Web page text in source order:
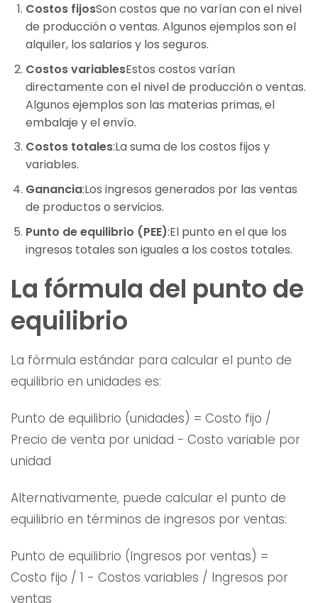
Costos fijosSon costos que no varían con el nivel
de producción o ventas. Algunos ejemplos son el
alquiler, los salarios y los seguros.
Costos variablesEstos costos varían
directamente con el nivel de producción o ventas.
Algunos ejemplos son las materias primas, el
embalaje y el envío.
Costos totales:La suma de los costos fijos y
variables.
Ganancia:Los ingresos generados por las ventas
de productos o servicios.
Punto de equilibrio (PEE):El punto en el que los
ingresos totales son iguales a los costos totales.
La fórmula del punto de
equilibrio
La fórmula estándar para calcular el punto de
equilibrio en unidades es:
Punto de equilibrio (unidades) = Costo fijo /
Precio de venta por unidad − Costo variable por
unidad
Alternativamente, puede calcular el punto de
equilibrio en términos de ingresos por ventas:
Punto de equilibrio (Ingresos por ventas) =
Costo fijo / 1 - Costos variables / Ingresos por
ventas